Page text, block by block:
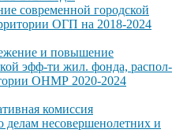
современной городской
ОГП на 2018-2024
и повышение
эфф-ти жил. фонда, распол-
ОНМР 2020-2024
комиссия
делам несовершенолетних и